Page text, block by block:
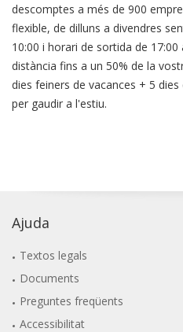
descomptes a més de 900
flexible, de dilluns a divendres
10:00 i horari de sortida de
distància fins a un 50% de la
dies feiners de vacances + 5
per gaudir a l'estiu.
Ajuda
Textos legals
Documents
Preguntes freqüents
Accessibilitat